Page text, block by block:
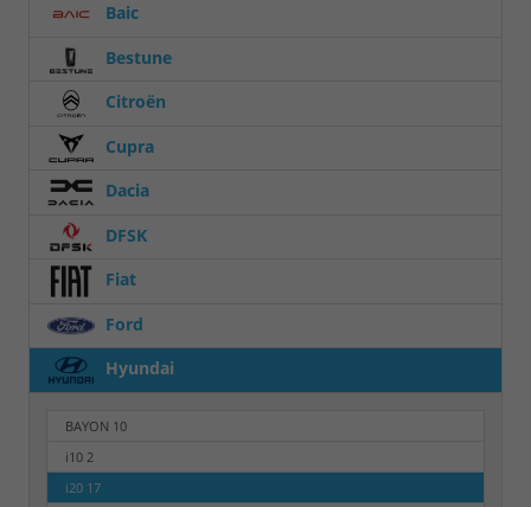
Baic
Bestune
Citroën
Cupra
Dacia
DFSK
Fiat
Ford
Hyundai
BAYON 10
i10 2
i20 17